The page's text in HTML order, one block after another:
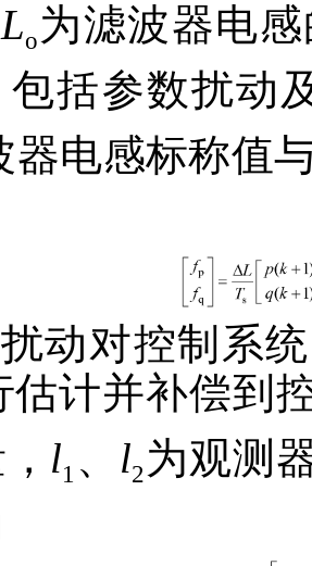
Lo为滤波器电
包括参数扰动
器电感标称值
动对控制系
估计并补偿到
l1 、 l2为观测